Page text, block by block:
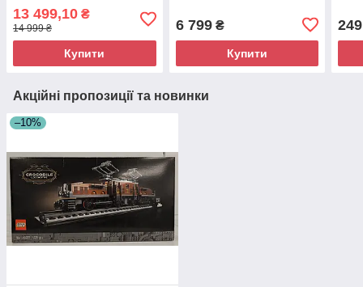
13 499,10 ₴
14 999 ₴
Купити
6 799₴
Купити
249
Акційні пропозиції та новинки
–10%